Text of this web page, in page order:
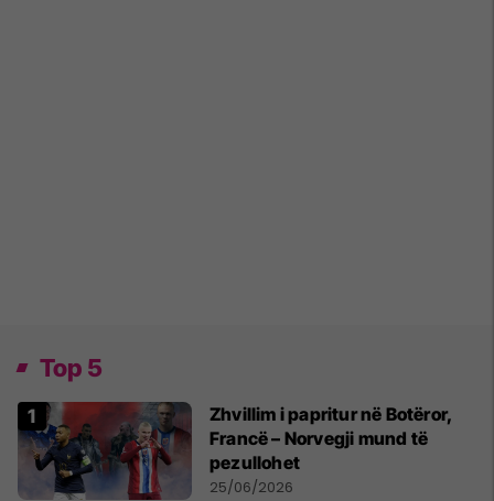
Top 5
Zhvillim i papritur në Botëror,
Francë – Norvegji mund të
pezullohet
25/06/2026